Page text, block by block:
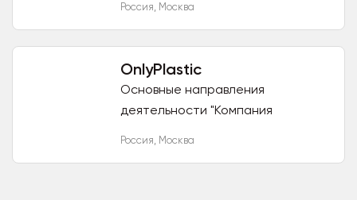
Россия, Москва
OnlyPlastic
Основные направления
деятельности "Компания
Россия, Москва